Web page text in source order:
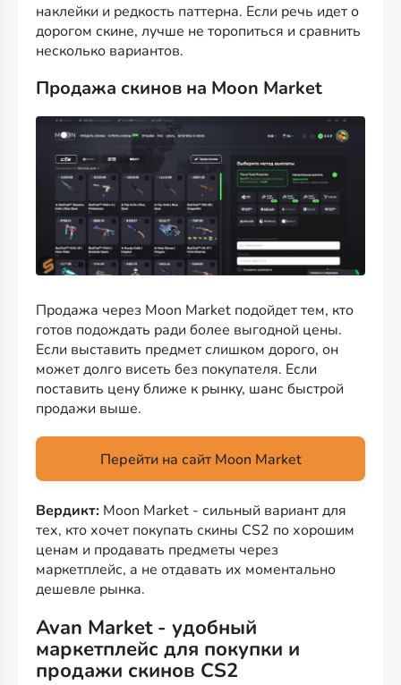
наклейки и редкость паттерна. Если речь идет о
дорогом скине, лучше не торопиться и сравнить
несколько вариантов.
Продажа скинов на Moon Market
Продажа через Moon Market подойдет тем, кто
готов подождать ради более выгодной цены.
Если выставить предмет слишком дорого, он
может долго висеть без покупателя. Если
поставить цену ближе к рынку, шанс быстрой
продажи выше.
Перейти на сайт Moon Market
Вердикт: Moon Market - сильный вариант для
тех, кто хочет покупать скины CS2 по хорошим
ценам и продавать предметы через
маркетплейс, а не отдавать их моментально
дешевле рынка.
Avan Market - удобный
маркетплейс для покупки и
продажи скинов CS2